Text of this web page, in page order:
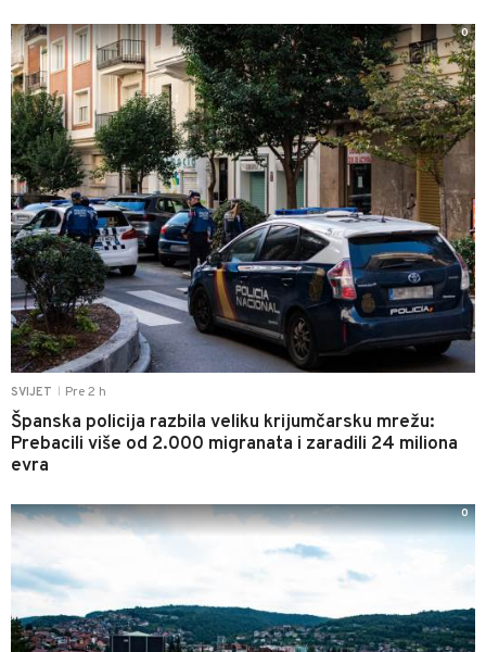
SVIJET Pre 2 h
Španska policija razbila veliku krijumčarsku mrežu:
Prebacili više od 2.000 migranata i zaradili 24 miliona
evra
0
0